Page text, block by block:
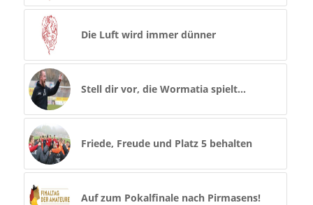
Die Luft wird immer dünner
Stell dir vor, die Wormatia spielt…
Friede, Freude und Platz 5 behalten
Auf zum Pokalfinale nach Pirmasens!